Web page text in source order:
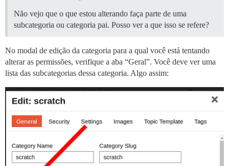
Não vejo que o que estou alterando faça parte de uma
subcategoria ou categoria pai. Posso ver a que isso se refere?
No modal de edição da categoria para a qual você está tentando
alterar as permissões, verifique a aba “Geral”. Você deve ver uma
lista das subcategorias dessa categoria. Algo assim: